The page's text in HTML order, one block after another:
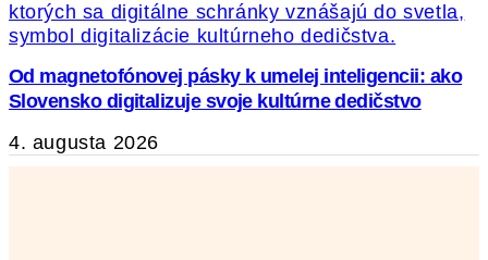
Od magnetofónovej pásky k umelej inteligencii: ako
Slovensko digitalizuje svoje kultúrne dedičstvo
4. augusta 2026